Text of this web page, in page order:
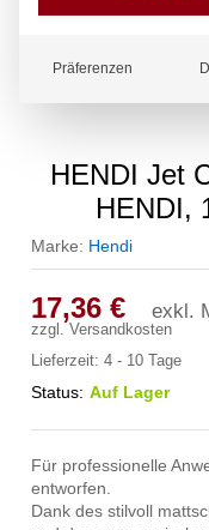
HENDI Jet
HENDI,
Marke: Hendi
17,36€ exkl.
zzgl.Versandkosten
Lieferzeit:4 - 10 Tage
Status: Auf Lager
Für professionelle
entworfen.
Dank des stilvoll
Präferenzen